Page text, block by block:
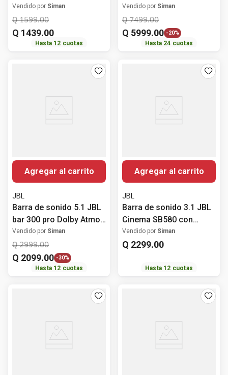
160Watts con
subwoofer inalámbrico
Vendido por Siman
Q 1599.00
Q 1439.00
Hasta 12 cuotas
subwoofer 720w
Vendido por Siman
Q 7499.00
Q 5999.00 -20%
Hasta 24 cuotas
Agregar al carrito
JBL
Barra de sonido 5.1 JBL
bar 300 pro Dolby Atmos
260 Watts
Vendido por Siman
Q 2999.00
Q 2099.00 -30%
Hasta 12 cuotas
Agregar al carrito
JBL
Barra de sonido 3.1 JBL
Cinema SB580 con
subwoofer 440Watts
Vendido por Siman
Q 2299.00
Hasta 12 cuotas